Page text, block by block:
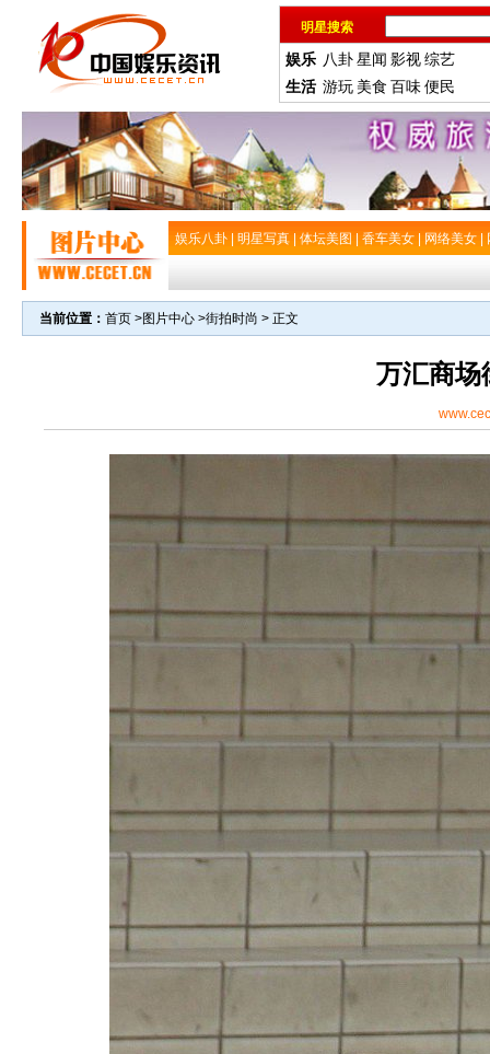
明星搜索
娱乐 八卦星闻 影视综艺
生活 游玩 美食 百味便民
娱乐八卦 明星写真 体坛美图 香车美女 网络美女
当前位置： 首页 >图片中心 >街拍时尚 > 正文
万汇商场